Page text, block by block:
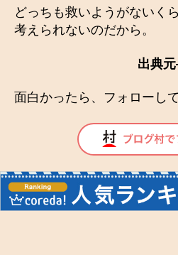
どっちも救いようがないく
考えられないのだから。
出典
面白かったら、フォローし